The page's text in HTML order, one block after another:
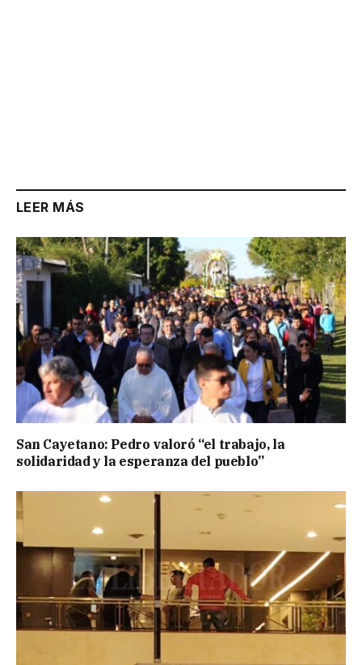
LEER MÁS
San Cayetano: Pedro valoró “el trabajo, la
solidaridad y la esperanza del pueblo”